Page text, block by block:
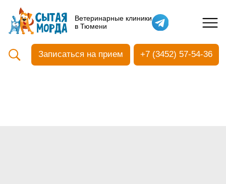
Ветеринарные клиники
в Тюмени
Кастрация собак
Вакцинация
Ультразвуковая чистка зубов
Общий анализ крови